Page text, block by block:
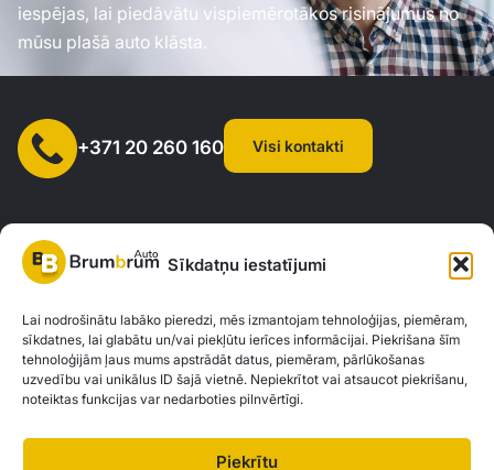
Sīkdatņu iestatījumi
Lai nodrošinātu labāko pieredzi, mēs izmantojam tehnoloģijas, piemēram,
sīkdatnes, lai glabātu un/vai piekļūtu ierīces informācijai. Piekrišana šīm
tehnoloģijām ļaus mums apstrādāt datus, piemēram, pārlūkošanas
uzvedību vai unikālus ID šajā vietnē. Nepiekrītot vai atsaucot piekrišanu,
noteiktas funkcijas var nedarboties pilnvērtīgi.
Piekrītu
iespējas, lai piedāvātu vispiemērotākos risinājumus no
mūsu plašā auto klāsta.
+371 20 260 160 Visi kontakti
SIA "AUTOCLICK", Reģ. Nr. 40203371960, Adrese: Mazjumpravas
iela 77, Rīga, LV-1063 |20260160
Privātuma politikaKontakti
Brum Brum Auto nav finanšu iestāde, bet sadarbojas ar vairākām bankām un